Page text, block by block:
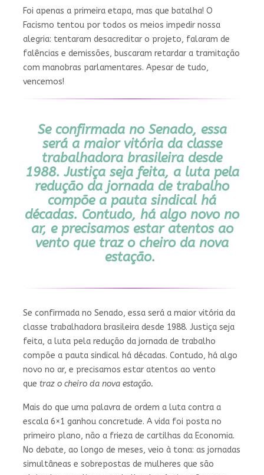
Foi apenas a primeira etapa, mas que batalha! O
Facismo tentou por todos os meios impedir nossa
alegria: tentaram desacreditar o projeto, falaram de
falências e demissões, buscaram retardar a tramitação
com manobras parlamentares. Apesar de tudo,
vencemos!
Se confirmada no Senado, essa
será a maior vitória da classe
trabalhadora brasileira desde
1988. Justiça seja feita, a luta pela
redução da jornada de trabalho
compõe a pauta sindical há
décadas. Contudo, há algo novo no
ar, e precisamos estar atentos ao
vento que traz o cheiro da nova
estação.
Se confirmada no Senado, essa será a maior vitória da
classe trabalhadora brasileira desde 1988. Justiça seja
feita, a luta pela redução da jornada de trabalho
compõe a pauta sindical há décadas. Contudo, há algo
novo no ar, e precisamos estar atentos ao vento
que traz o cheiro da nova estação.
Mais do que uma palavra de ordem a luta contra a
escala 6×1 ganhou concretude. A vida foi posta no
primeiro plano, não a frieza de cartilhas da Economia.
No debate, ao longo de meses, veio à tona: as jornadas
simultâneas e sobrepostas de mulheres que são